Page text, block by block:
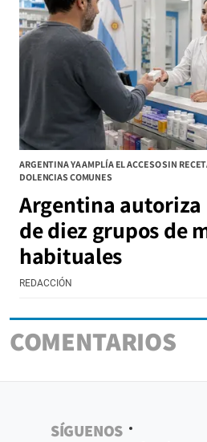
ARGENTINA YA AMPLÍA EL ACCESO SIN
DOLENCIAS COMUNES
Argentina
de diez grupos de
habituales
REDACCIÓN
COMENTARIOS
SÍGUENOS